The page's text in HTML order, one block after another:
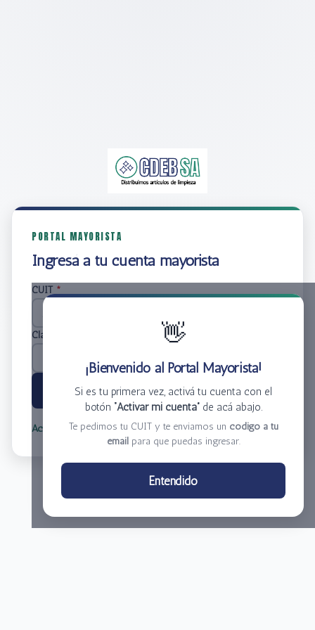
PORTAL MAYORISTA
Ingresá a tu cuenta mayorista
👋
¡Bienvenido al Portal Mayorista!
Si es tu primera vez, activá tu cuenta con el
botón “Activar mi cuenta”de acá abajo.
Te pedimos tu CUIT y te enviamos un código a tu
email para que puedas ingresar.
Entendido
CUIT *
Clave
Ingresar
Activar mi cuenta Olvidé mi clave
Centro de Distribución El Bacha S.A.